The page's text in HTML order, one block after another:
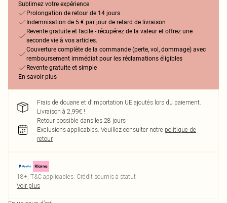
Sublimez votre expérience
Prolongation de retour de 14 jours
Indemnisation de 5 € par jour de retard de livraison
Revente gratuite et facile - récupérez de la valeur et offrez une
seconde vie à vos articles.
Couverture complète de la commande (perte, vol, dommage) avec
remboursement immédiat pour les réclamations éligibles
Revente gratuite et simple
En savoir plus
Frais de douane et d’importation UE ajoutés lors du paiement.
Livraison à 2,99€ !
Retour possible dans les 28 jours
Exclusions applicables. Veuillez consulter notre politique de
retour
18+, T&C applicables. Crédit soumis à statut
Voir plus